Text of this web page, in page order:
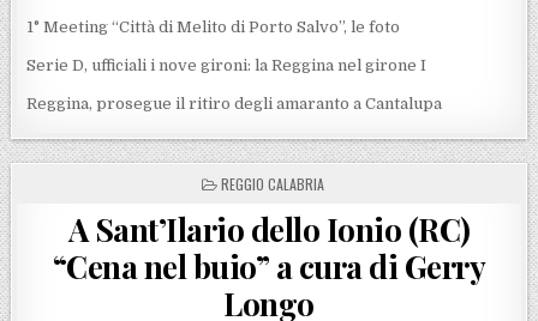
1° Meeting “Città di Melito di Porto Salvo”, le foto
Serie D, ufficiali i nove gironi: la Reggina nel girone I
Reggina, prosegue il ritiro degli amaranto a Cantalupa
POSTED IN
REGGIO CALABRIA
A Sant’Ilario dello Ionio (RC)
“Cena nel buio” a cura di Gerry
Longo